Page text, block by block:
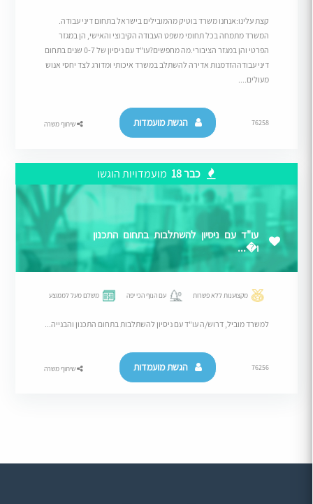
קצת עלינו:אנחנו משרד בוטיק מהמובילים בישראל בתחום דיני עבודה.
המשרד מתמחה בכל תחומי משפט העבודה הקיבוצי והאישי, הן במגזר
הפרטי והן במגזר הציבורי.מה מחפשים?עו"ד עם ניסיון של 0-7 שנים בתחום
דיני עבודההזדמנות אדירה להשתלב במשרד איכותי ומדורג לצד יחסי אנוש
מעולים....
76258 הגשת מועמדות שיתוף משרה
כבר 18 מועמדויות הוגשו
עו"ד עם ניסיון להשתלבות בתחום התכנון
ו�...
מקצוענות ללא פשרות עם הנוף הכי יפה משלם מעל לממוצע
למשרד מוביל, דרוש/ה עו"ד עם ניסיון להשתלבות בתחום התכנון והבנייה...
76256 הגשת מועמדות שיתוף משרה